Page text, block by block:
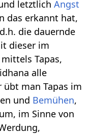
letztlichAngst
das erkannt hat,
die dauernde
dieser im
Tapas,
alle
man Tapas im
und Bemühen,
im Sinne von